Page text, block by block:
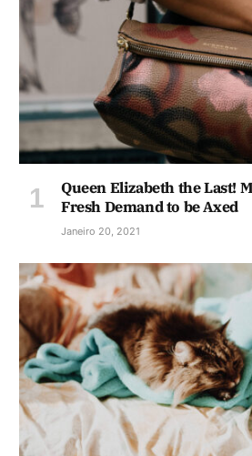
Queen Elizabeth the Last!
Fresh Demand to be Axed
Janeiro 20, 2021